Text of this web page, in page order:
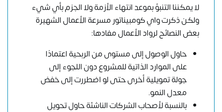
لا يمكننا التنبؤ بموعد انتهاء الأزمة ولا الجزم بأي شيء
ولكن ذكرت واي كومبيناتور مسرعة الأعمال الشهيرة
بعض النصائح لرواد الأعمال مفادها:
حاول الوصول إلى مستوى من الربحية اعتمادًا
على الموارد الذاتية للمشروع دون اللجوء إلى
جولة تمويلية أخرى حتى لو اضطررت إلى خفض
معدل النمو.
بالنسبة لأصحاب الشركات الناشئة حاول تحويل